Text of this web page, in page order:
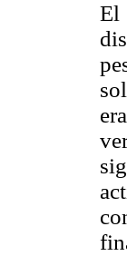
El